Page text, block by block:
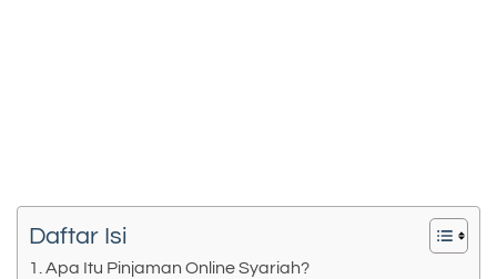
Daftar Isi
Apa Itu Pinjaman Online Syariah?